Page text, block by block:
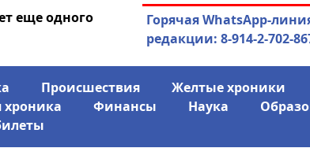
еще одного
04.08.2026Маринычев у
Горячая WhatsApp-
редакции: 8-914-2-702-
Происшествия Желтые хроники
хроника
Финансы Наука